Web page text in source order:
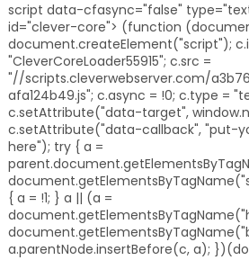
script data-cfasync="false"
id="clever-core"> (function
document.createElement("script");
"CleverCoreLoader55915"; c.src =
"//scripts.cleverwebserver.com/
afa124b49.js"; c.async = !0; c.type =
c.setAttribute("data-target",
c.setAttribute("data-callback", "put-
here"); try { a =
{ a = !1; } a || (a =
a.parentNode.insertBefore(c, a);